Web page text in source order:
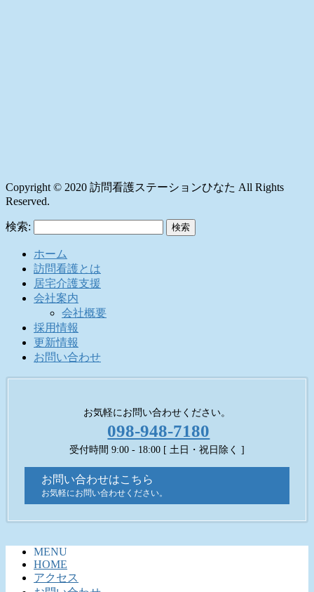
Copyright © 2020 訪問看護ステーションひなた All Rights
Reserved.
検索:
ホーム
訪問看護とは
居宅介護支援
会社案内
会社概要
採用情報
更新情報
お問い合わせ
お気軽にお問い合わせください。
098-948-7180
受付時間 9:00 - 18:00 [ 土日・祝日除く ]
お問い合わせはこちら
お気軽にお問い合わせください。
MENU
HOME
アクセス